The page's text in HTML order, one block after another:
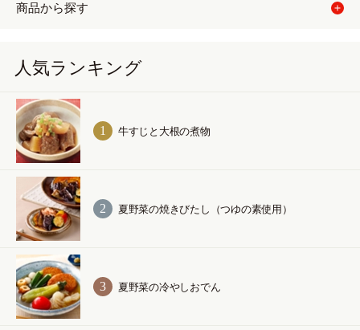
商品から探す
人気ランキング
牛すじと大根の煮物
夏野菜の焼きびたし（つゆの素使用）
夏野菜の冷やしおでん